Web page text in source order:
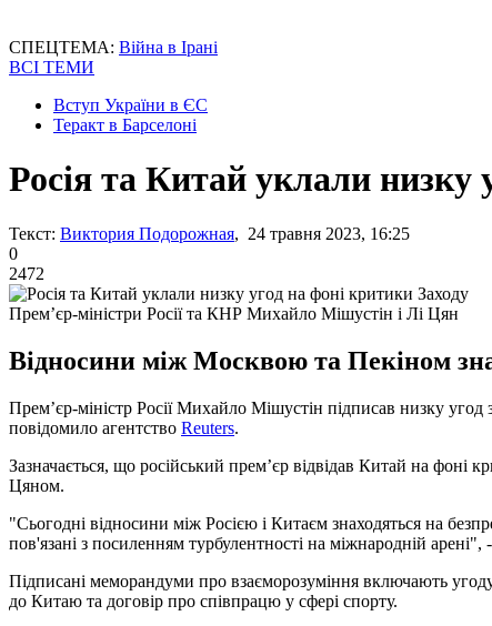
СПЕЦТЕМА: Війна в Ірані
ВСІ ТЕМИ
Вступ України в ЄС
Теракт в Барселоні
Росія та Китай уклали низку
Текст: Виктория Подорожная, 24 травня 2023, 16:25
0
2472
Прем’єр-міністри Росії та КНР Михайло Мішустін і Лі Цян
Відносини між Москвою та Пекіном
Прем’єр-міністр Росії Михайло Мішустін підписав низку
повідомило агентство Reuters.
Зазначається, що російський прем’єр відвідав Китай на фоні
Цяном.
"Сьогодні відносини між Росією і Китаєм знаходяться на
пов'язані з посиленням турбулентності на міжнародній
Підписані меморандуми про взаєморозуміння включають угоду
до Китаю та договір про співпрацю у сфері спорту.